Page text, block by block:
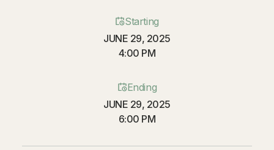
Starting
JUNE 29, 2025
4:00 PM
Ending
JUNE 29, 2025
6:00 PM